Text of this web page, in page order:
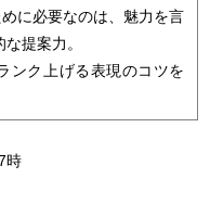
めに必要なのは、魅力を言
提案力。
ンク上げる表現のコツを
時